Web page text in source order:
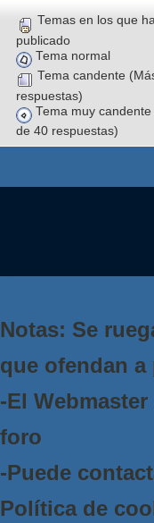
Temas en los que
publicado
Tema normal
Tema candente
respuestas)
Tema muy
de 40 respuestas)
Notas: Se
que ofendan
-El
foro
-Puede
Política de